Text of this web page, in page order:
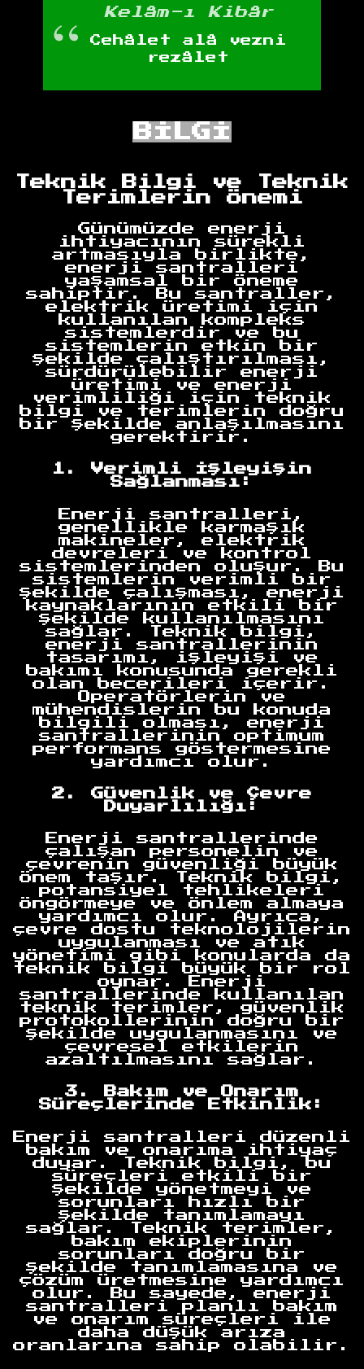
Kelâm-ı Kibâr
Cehâlet alâ vezni
rezâlet
BİLGİ
Teknik Bilgi ve Teknik
Terimlerin Önemi
Günümüzde enerji
ihtiyacının sürekli
artmasıyla birlikte,
enerji santralleri
yaşamsal bir öneme
sahiptir. Bu santraller,
elektrik üretimi için
kullanılan kompleks
sistemlerdir ve bu
sistemlerin etkin bir
şekilde çalıştırılması,
sürdürülebilir enerji
üretimi ve enerji
verimliliği için teknik
bilgi ve terimlerin doğru
bir şekilde anlaşılmasını
gerektirir.
1. Verimli İşleyişin
Sağlanması:
Enerji santralleri,
genellikle karmaşık
makineler, elektrik
devreleri ve kontrol
sistemlerinden oluşur. Bu
sistemlerin verimli bir
şekilde çalışması, enerji
kaynaklarının etkili bir
şekilde kullanılmasını
sağlar. Teknik bilgi,
enerji santrallerinin
tasarımı, işleyişi ve
bakımı konusunda gerekli
olan becerileri içerir.
Operatörlerin ve
mühendislerin bu konuda
bilgili olması, enerji
santrallerinin optimum
performans göstermesine
yardımcı olur.
2. Güvenlik ve Çevre
Duyarlılığı:
Enerji santrallerinde
çalışan personelin ve
çevrenin güvenliği büyük
önem taşır. Teknik bilgi,
potansiyel tehlikeleri
öngörmeye ve önlem almaya
yardımcı olur. Ayrıca,
çevre dostu teknolojilerin
uygulanması ve atık
yönetimi gibi konularda da
teknik bilgi büyük bir rol
oynar. Enerji
santrallerinde kullanılan
teknik terimler, güvenlik
protokollerinin doğru bir
şekilde uygulanmasını ve
çevresel etkilerin
azaltılmasını sağlar.
3. Bakım ve Onarım
Süreçlerinde Etkinlik:
Enerji santralleri düzenli
bakım ve onarıma ihtiyaç
duyar. Teknik bilgi, bu
süreçleri etkili bir
şekilde yönetmeyi ve
sorunları hızlı bir
şekilde tanımlamayı
sağlar. Teknik terimler,
bakım ekiplerinin
sorunları doğru bir
şekilde tanımlamasına ve
çözüm üretmesine yardımcı
olur. Bu sayede, enerji
santralleri planlı bakım
ve onarım süreçleri ile
daha düşük arıza
oranlarına sahip olabilir.